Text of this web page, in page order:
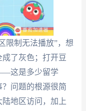
限制无法播放”，想
了灰色；打开豆
这是多少留学
问题的根源很简
地区访问，加上